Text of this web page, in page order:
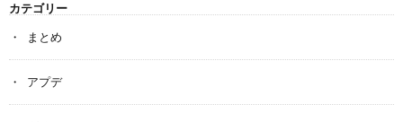
カテゴリー
まとめ
アプデ